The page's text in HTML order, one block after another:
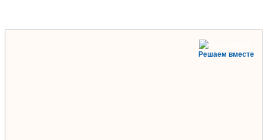
Решаем вместе